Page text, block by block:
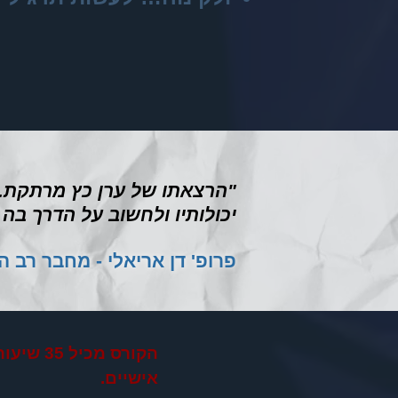
אישיים.
"הרצאתו של ערן כץ מרתקת.
יכולותיו ולחשוב על הדרך
פרופ' דן אריאלי - מחבר רב